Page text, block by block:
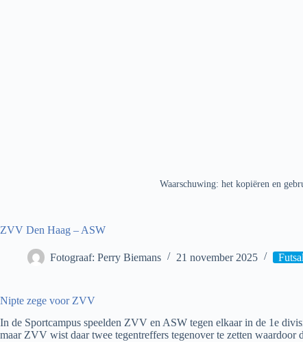
Waarschuwing: het kopiëren en
ZVV Den Haag – ASW
Fotograaf: Perry Biemans 21 november 2025 Futsal
Nipte zege voor ZVV
In de Sportcampus speelden ZVV en ASW tegen elkaar in de 1e
maar ZVV wist daar twee tegentreffers tegenover te zetten waardoor